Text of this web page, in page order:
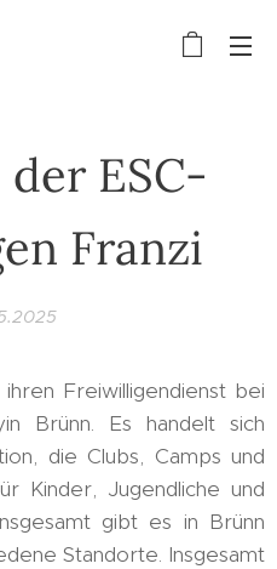
ESC-
Franzi
Freiwilligendienst bei
Brünn. Es handelt sich
die Clubs, Camps und
Kinder, Jugendliche und
gibt es in Brünn
Standorte. Insgesamt